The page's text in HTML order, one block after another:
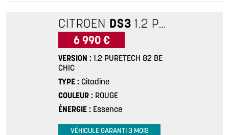
CITROEN DS3 1.2 PURETECH 82 BE CHIC
6 990 €
VERSION
1.2 PURETECH 82 BE
CHIC
TYPE
Citadine
COULEUR
ROUGE
ÉNERGIE
Essence
VÉHICULE GARANTI 3 MOIS